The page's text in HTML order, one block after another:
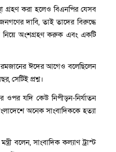
গ্রহণ করা হলেও বিএনপির যেসব
দাবি, তাই তাদের বিরুদ্ধে
নিয়ে অংশগ্রহণ করুক এবং একটি
রমজানের ঈদের আগেও বলেছিলেন
সেটিই প্রশ্ন।
ওপর যদি কেউ নিপীড়ন-নির্যাতন
অনেক সাংবাদিককে হত্যা
বলেন, সাংবাদিক কল্যাণ ট্রাস্ট